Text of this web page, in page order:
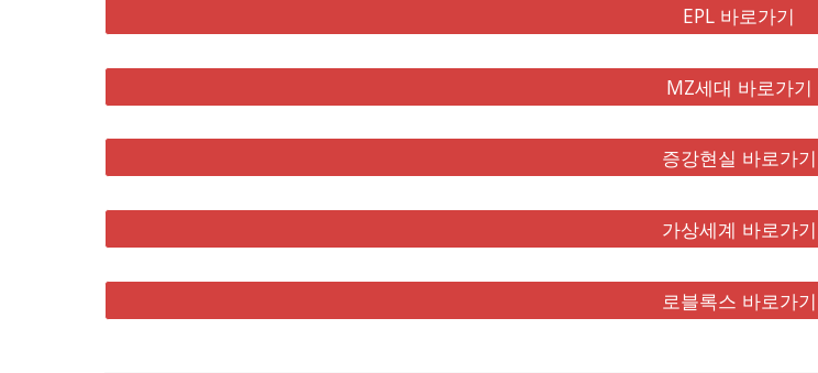
EPL 바로가기
MZ세대 바로가기
증강현실 바로가기
가상세계 바로가기
로블록스 바로가기